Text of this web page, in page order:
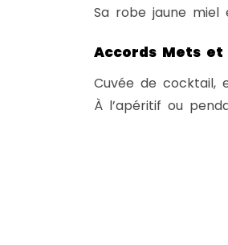
Sa robe jaune
Accords Mets et
Cuvée de cocktail,
À l’apéritif ou